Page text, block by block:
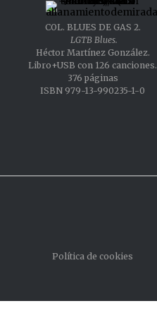
COL. BLUES DE GAS 2.
LGTB Blues.
Héctor Martínez González.
Libro+USB con 126 canciones.
376 páginas
ISBN 979-13-990235-1-0
Política de cookies